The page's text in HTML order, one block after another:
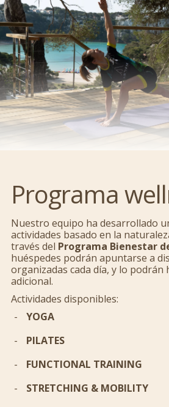
Programa
Nuestro equipo ha desarrollado
actividades basado en la
través del Programa Bienestar
huéspedes podrán apuntarse a
organizadas cada día, y lo podrán
adicional.
Actividades disponibles:
YOGA
PILATES
FUNCTIONAL TRAINING
STRETCHING & MOBILITY